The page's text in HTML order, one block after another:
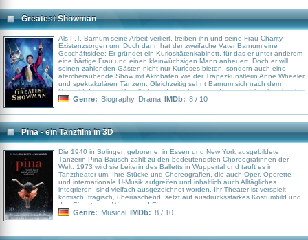
Greatest Showman
Als P.T. Barnum seine Arbeit verliert, treiben ihn und seine Frau Charity
Existenzsorgen um. Doch dann hat der zweifache Vater Barnum eine
Geschäftsidee: Er gründet ein Kuriositätenkabinett, für das er unter anderem
eine bärtige Frau und einen kleinwüchsigen Mann anheuert. Doch er will
seinen zahlenden Gästen nicht nur Kurioses bieten, sondern auch eine
atemberaubende Show mit Akrobaten wie der Trapezkünstlerin Anne Wheeler
und spektakulären Tänzern. Gleichzeitig sehnt Barnum sich nach dem
Respekt der feinen Gesellschaft, die hochnäsig auf seinen Zirkus herabsieht.
Er tut sich daher mit dem seriösen Theatermacher Phillip Carlyle zusammen
Jenny Lind begegnet, wittert er die Chance darauf, endlich auch in der High
Society und in der Kunstszene ernstgenommen zu werden. Er geht mit Jenny
auf Amerika-Tournee...
Genre: Biography, Drama IMDb: 8 / 10
Pina - ein Tanzfilm in 3D
Die 1940 in Solingen geborene, in Essen und New York ausgebildete
Tänzerin Pina Bausch zählt zu den bedeutendsten Choreografinnen der
Welt. 1973 wird sie Leiterin des Balletts in Wuppertal und tauft es in
Tanztheater um. Ihre Stücke und Choreografien, die auch Oper, Operette
und internationale U-Musik aufgreifen und inhaltlich auch Alltägliches
integrieren, sind vielfach ausgezeichnet worden. Ihr Theater ist verspielt,
komisch, tragisch, überraschend, setzt auf ausdrucksstarkes Kostümbild und
den Einsatz von Wasser und Erde.
Genre: Musical IMDb: 8 / 10